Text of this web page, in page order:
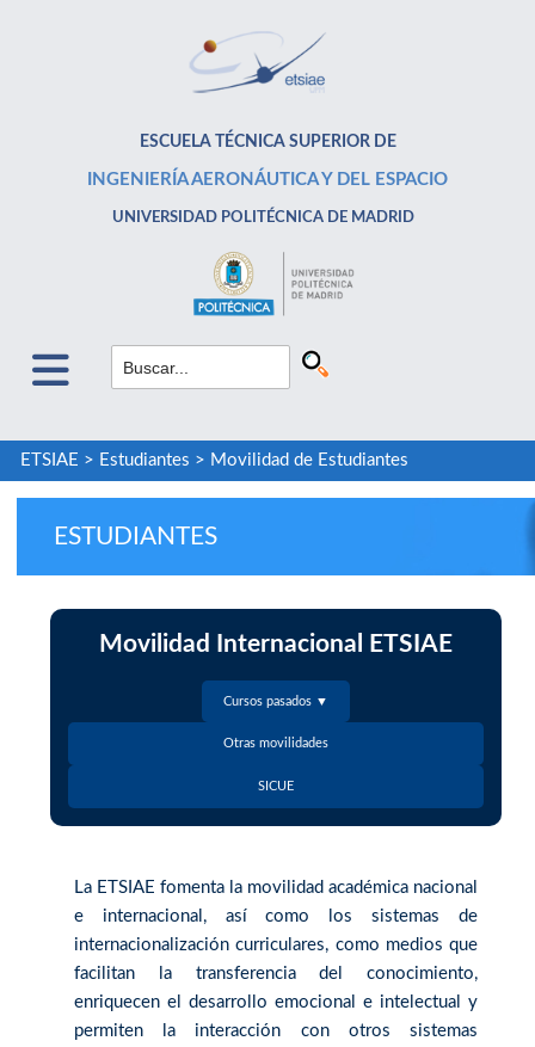
ESCUELA TÉCNICA SUPERIOR DE
INGENIERÍA AERONÁUTICA Y DEL ESPACIO
UNIVERSIDAD POLITÉCNICA DE MADRID
ETSIAE > Estudiantes > Movilidad de Estudiantes
ESTUDIANTES
Movilidad Internacional ETSIAE
Cursos pasados ▼
Otras movilidades
SICUE
La ETSIAE fomenta la movilidad académica nacional
e internacional, así como los sistemas de
internacionalización curriculares, como medios que
facilitan la transferencia del conocimiento,
enriquecen el desarrollo emocional e intelectual y
permiten la interacción con otros sistemas